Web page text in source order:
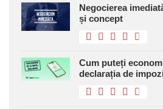
Negocierea
și concept
Cum puteți
declarația de